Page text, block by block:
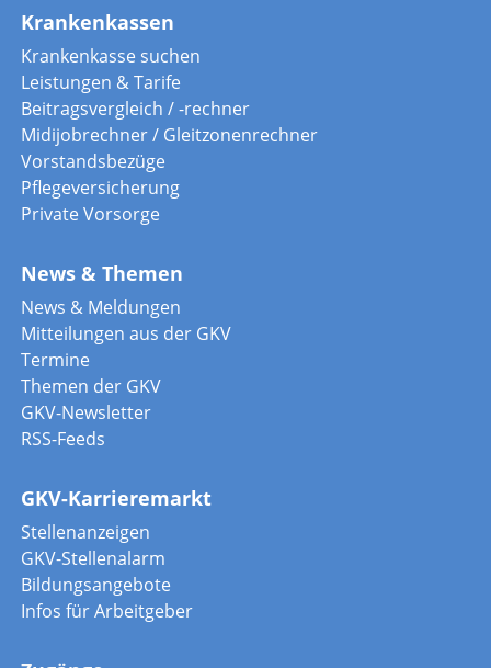
Krankenkassen
Krankenkasse suchen
Leistungen & Tarife
Beitragsvergleich / -rechner
Midijobrechner / Gleitzonenrechner
Vorstandsbezüge
Pflegeversicherung
Private Vorsorge
News & Themen
News & Meldungen
Mitteilungen aus der GKV
Termine
Themen der GKV
GKV-Newsletter
RSS-Feeds
GKV-Karrieremarkt
Stellenanzeigen
GKV-Stellenalarm
Bildungsangebote
Infos für Arbeitgeber